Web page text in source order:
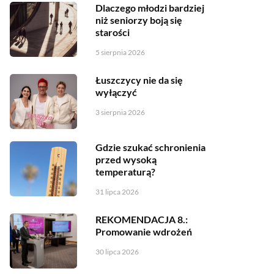
Dlaczego młodzi bardziej
niż seniorzy boją się
starości
5 sierpnia 2026
Łuszczycy nie da się
wyłączyć
3 sierpnia 2026
Gdzie szukać schronienia
przed wysoką
temperaturą?
31 lipca 2026
REKOMENDACJA 8.:
Promowanie wdrożeń
30 lipca 2026